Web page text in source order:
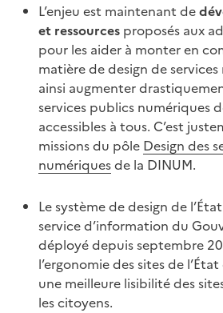
L’enjeu est maintenant de
et ressources proposés aux
pour les aider à monter en
matière de design de
ainsi augmenter
services publics numériques
accessibles à tous. C’est
missions du pôle Design des
numériquesde la DINUM.
Le système de design de
service d’information du
déployé depuis septembre
l’ergonomie des sites de
une meilleure lisibilité des
les citoyens.